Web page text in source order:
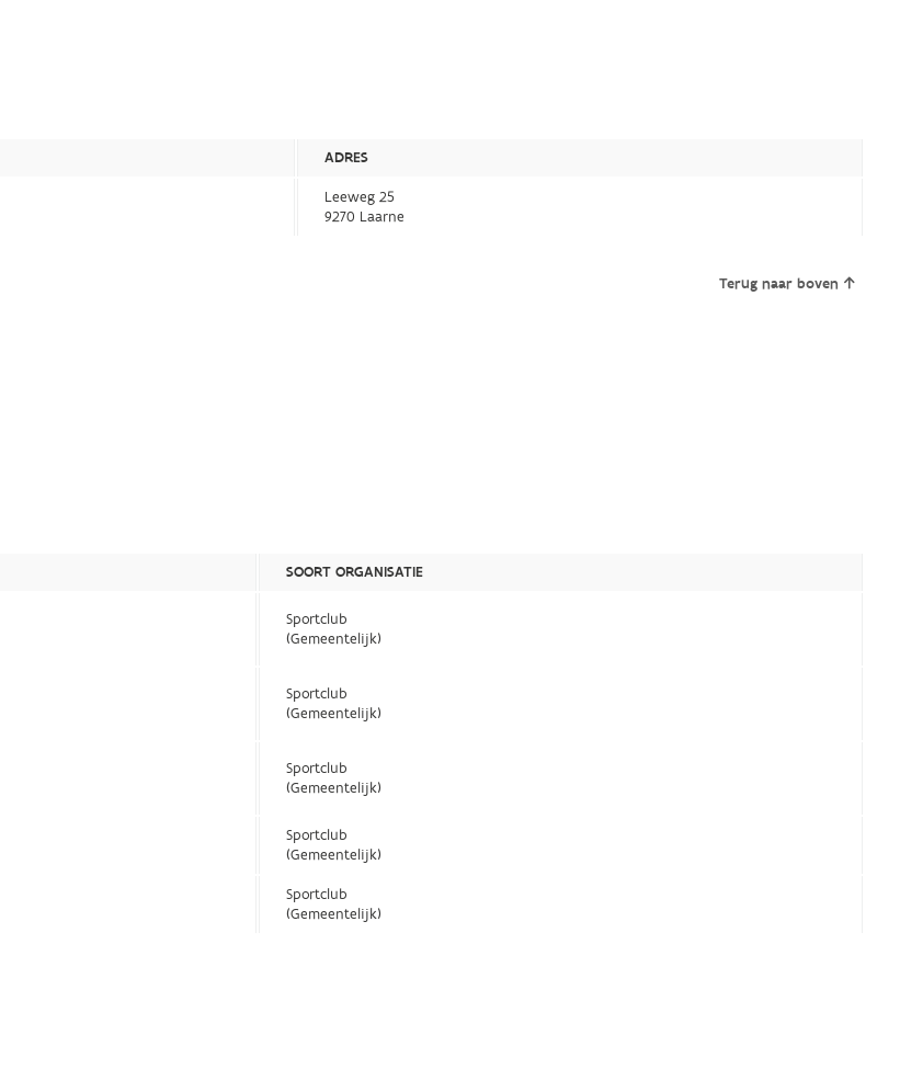
ADRES
Leeweg 25
9270 Laarne
Terug naar boven
SOORT ORGANISATIE
Sportclub
(Gemeentelijk)
Sportclub
(Gemeentelijk)
Sportclub
(Gemeentelijk)
Sportclub
(Gemeentelijk)
Sportclub
(Gemeentelijk)